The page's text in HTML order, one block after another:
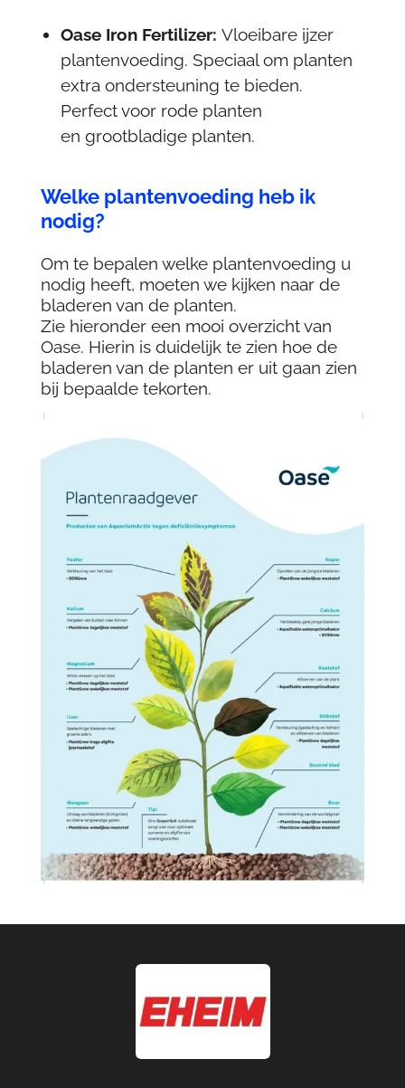
Oase Iron Fertilizer:Vloeibare ijzer
plantenvoeding. Speciaal om planten
extra ondersteuning te bieden.
Perfect voor rode planten
en grootbladige planten.
Welke plantenvoeding heb ik
nodig?
Om te bepalen welke plantenvoeding u
nodig heeft, moeten we kijken naar de
bladeren van de planten.
Zie hieronder een mooi overzicht van
Oase. Hierin is duidelijk te zien hoe de
bladeren van de planten er uit gaan zien
bij bepaalde tekorten.